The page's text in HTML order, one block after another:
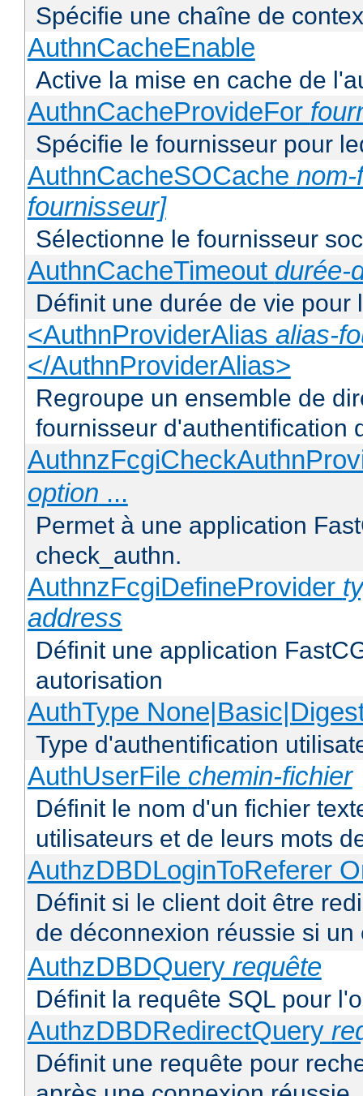
Spécifie une chaîne de
AuthnCacheEnable
Active la mise en cache de
AuthnCacheProvideFor
Spécifie le fournisseur pour
AuthnCacheSOCache
fournisseur]
Sélectionne le fournisseur
AuthnCacheTimeout durée-
Définit une durée de vie pour
<AuthnProviderAlias alias-
</AuthnProviderAlias>
Regroupe un ensemble de
fournisseur d'authentification
option ...
Permet à une application
check_authn.
AuthnzFcgiDefineProvider
address
Définit une application
autorisation
AuthType
Type d'authentification
AuthUserFile chemin-fichier
Définit le nom d'un fichier
utilisateurs et de leurs mots
AuthzDBDLoginToReferer
Définit si le client doit être
de déconnexion réussie si
AuthzDBDQuery requête
Définit la requête SQL pour
AuthzDBDRedirectQuery
Définit une requête pour